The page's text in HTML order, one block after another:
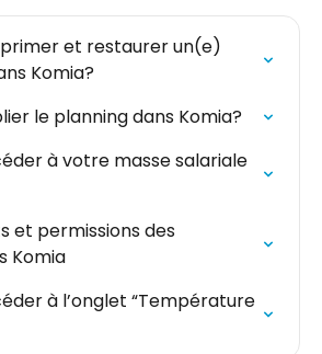
et restaurer un(e)
Komia?
le planning dans Komia?
à votre masse salariale
et permissions des
Komia
à l’onglet “Température